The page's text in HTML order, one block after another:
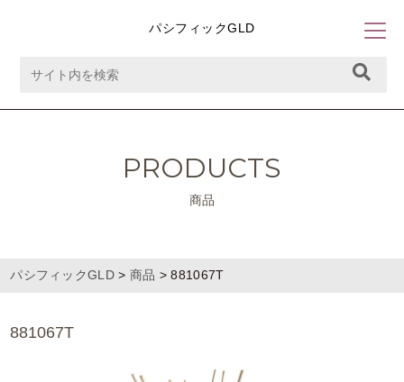
パシフィックGLD
PRODUCTS
商品
パシフィックGLD> 商品 >881067T
881067T